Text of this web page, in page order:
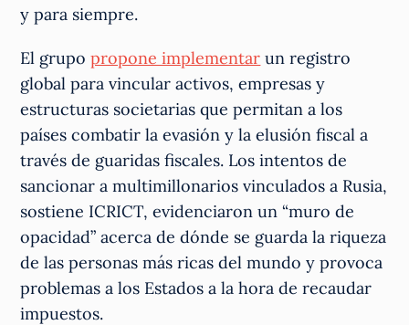
y para siempre.
El grupopropone implementar un registro
global para vincular activos, empresas y
estructuras societarias que permitan a los
países combatir la evasión y la elusión fiscal a
través de guaridas fiscales. Los intentos de
sancionar a multimillonarios vinculados a Rusia,
sostiene ICRICT, evidenciaron un “muro de
opacidad” acerca de dónde se guarda la riqueza
de las personas más ricas del mundo y provoca
problemas a los Estados a la hora de recaudar
impuestos.